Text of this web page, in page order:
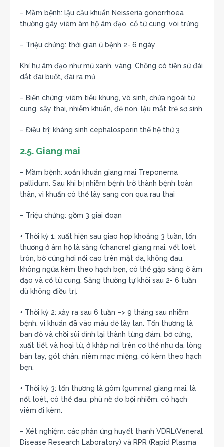
– Mầm bệnh: lậu cầu khuẩn Neisseria gonorrhoea
thường gây viêm âm hộ âm đạo, cổ tử cung, vòi trứng
– Triệu chứng: thời gian ủ bệnh 2- 6 ngày
Khí hư âm đạo như mủ xanh, vàng. Chồng có tiền sử đái
dắt đái buốt, đái ra mủ
– Biến chứng: viêm tiểu khung, vô sinh, chửa ngoài tử
cung, sẩy thai, nhiễm khuẩn, đẻ non, lậu mắt trẻ sơ sinh
– Điều trị: kháng sinh cephalosporin thế hệ thứ 3
2.5. Giang mai
– Mầm bệnh: xoắn khuẩn giang mai Treponema
pallidum. Sau khi bị nhiễm bệnh trở thành bệnh toàn
thân, vi khuẩn có thể lây sang con qua rau thai
– Triệu chứng: gồm 3 giai đoạn
+ Thời kỳ 1: xuất hiện sau giao hợp khoảng 3 tuần, tổn
thương ở âm hộ là săng (chancre) giang mai, vết loét
tròn, bờ cứng hơi nổi cao trên mặt da, không đau,
không ngứa kèm theo hạch bẹn, có thể gặp săng ở âm
đạo và cổ tử cung. Săng thường tự khỏi sau 2- 6 tuần
dù không điều trị.
+ Thời kỳ 2: xảy ra sau 6 tuần –> 9 tháng sau nhiễm
bệnh, vi khuẩn đã vào máu dẽ lây lan. Tổn thương là
ban đỏ và chồi sùi dính lại thành từng đám, bờ cứng,
xuất tiết và hoại tử, ở khắp nơi trên cơ thể như da, lòng
bàn tay, gót chân, niêm mạc miệng, có kèm theo hạch
bẹn.
+ Thời kỳ 3: tổn thương là gôm (gumma) giang mai, là
nốt loét, có thể đau, phù nề do bội nhiễm, có hạch
viêm đi kèm.
– Xét nghiệm: các phản ứng huyết thanh VDRL(Veneral
Disease Research Laboratory) và RPR (Rapid Plasma